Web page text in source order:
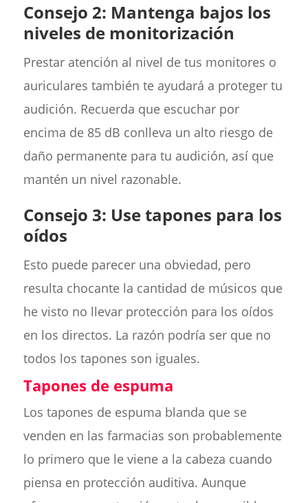
Consejo 2: Mantenga bajos los
niveles de monitorización
Prestar atención al nivel de tus monitores o
auriculares también te ayudará a proteger tu
audición. Recuerda que escuchar por
encima de 85 dB conlleva un alto riesgo de
daño permanente para tu audición, así que
mantén un nivel razonable.
Consejo 3: Use tapones para los
oídos
Esto puede parecer una obviedad, pero
resulta chocante la cantidad de músicos que
he visto no llevar protección para los oídos
en los directos. La razón podría ser que no
todos los tapones son iguales.
Tapones de espuma
Los tapones de espuma blanda que se
venden en las farmacias son probablemente
lo primero que le viene a la cabeza cuando
piensa en protección auditiva. Aunque